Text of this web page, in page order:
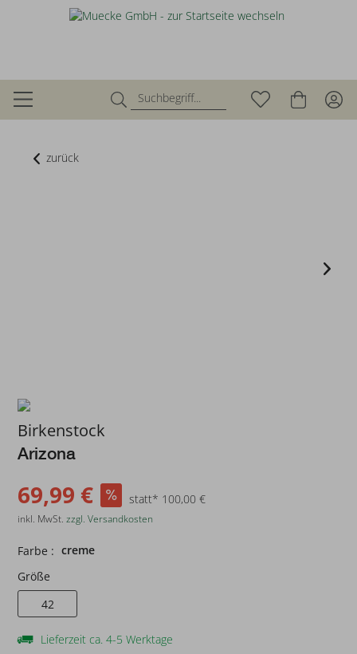
zurück
Birkenstock
Arizona
69,99 € statt* 100,00 €
inkl. MwSt.zzgl. Versandkosten
Farbe : creme
Größe
42
Lieferzeit ca. 4-5 Werktage